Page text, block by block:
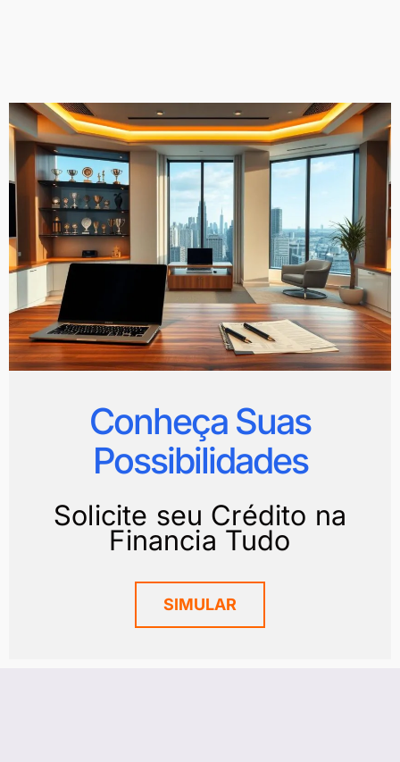
Conheça Suas
Possibilidades
Solicite seu Crédito na
Financia Tudo
SIMULAR